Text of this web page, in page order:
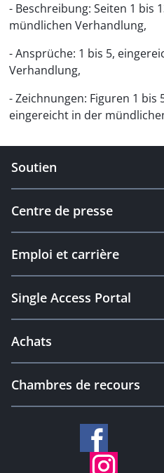
- Beschreibung: Seiten 1 bis
mündlichen Verhandlung,
- Ansprüche: 1 bis 5,
Verhandlung,
- Zeichnungen: Figuren 1 bis
eingereicht in der
Soutien
Centre de presse
Emploi et carrière
Single Access Portal
Achats
Chambres de recours